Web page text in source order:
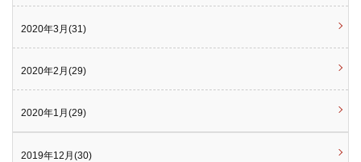
2020年3月(31)
2020年2月(29)
2020年1月(29)
2019年12月(30)